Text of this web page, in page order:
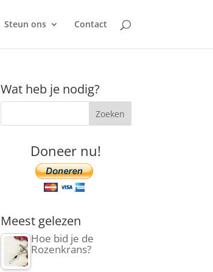
Steun ons Contact
Wat heb je nodig?
Doneer nu!
Meest gelezen
Hoe bid je de
Rozenkrans?